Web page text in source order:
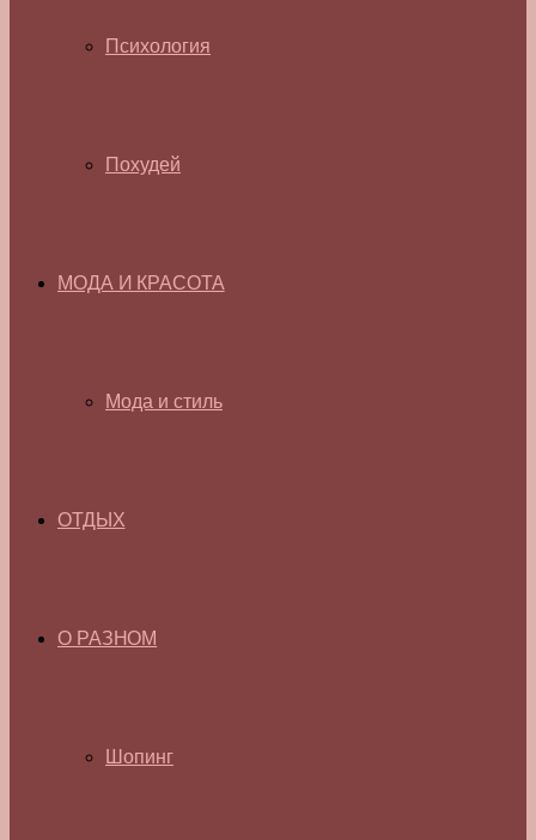
Психология
Похудей
МОДА И КРАСОТА
Мода и стиль
ОТДЫХ
О РАЗНОМ
Шопинг